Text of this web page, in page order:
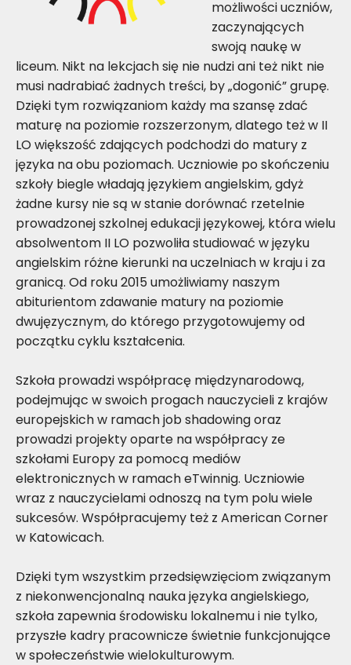
możliwości uczniów,
zaczynających
swoją naukę w
liceum. Nikt na lekcjach się nie nudzi ani też nikt nie
musi nadrabiać żadnych treści, by „dogonić” grupę.
Dzięki tym rozwiązaniom każdy ma szansę zdać
maturę na poziomie rozszerzonym, dlatego też w II
LO większość zdających podchodzi do matury z
języka na obu poziomach. Uczniowie po skończeniu
szkoły biegle władają językiem angielskim, gdyż
żadne kursy nie są w stanie dorównać rzetelnie
prowadzonej szkolnej edukacji językowej, która wielu
absolwentom II LO pozwoliła studiować w języku
angielskim różne kierunki na uczelniach w kraju i za
granicą. Od roku 2015 umożliwiamy naszym
abiturientom zdawanie matury na poziomie
dwujęzycznym, do którego przygotowujemy od
początku cyklu kształcenia.
Szkoła prowadzi współpracę międzynarodową,
podejmując w swoich progach nauczycieli z krajów
europejskich w ramach job shadowing oraz
prowadzi projekty oparte na współpracy ze
szkołami Europy za pomocą mediów
elektronicznych w ramach eTwinnig. Uczniowie
wraz z nauczycielami odnoszą na tym polu wiele
sukcesów. Współpracujemy też z American Corner
w Katowicach.
Dzięki tym wszystkim przedsięwzięciom związanym
z niekonwencjonalną nauka języka angielskiego,
szkoła zapewnia środowisku lokalnemu i nie tylko,
przyszłe kadry pracownicze świetnie funkcjonujące
w społeczeństwie wielokulturowym.